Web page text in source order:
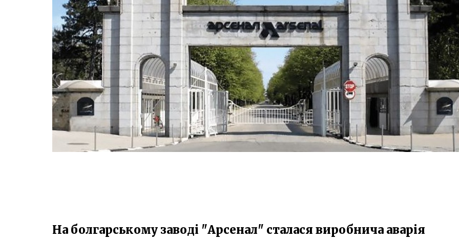
На болгарському заводі "Арсенал" сталася виробнича аварія